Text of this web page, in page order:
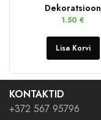
Dekoratsioon
1.50 €
Lisa Korvi
KONTAKTID
+372 567 95796